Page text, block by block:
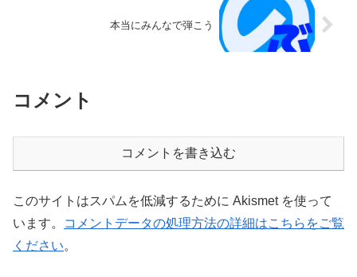
本当にみんなで弾こう
コメント
コメントを書き込む
このサイトはスパムを低減するために Akismet を使って
います。
コメントデータの処理方法の詳細はこちらをご覧
ください。